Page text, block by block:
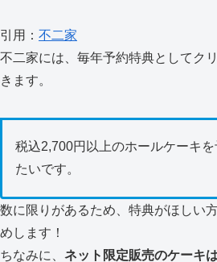
引用： 不二家
不二家には、毎年予約特典としてク
きます。
税込2,700円以上のホールケーキ
たいです。
数に限りがあるため、特典がほしい
めします！
ちなみに、 ネット限定販売のケーキ